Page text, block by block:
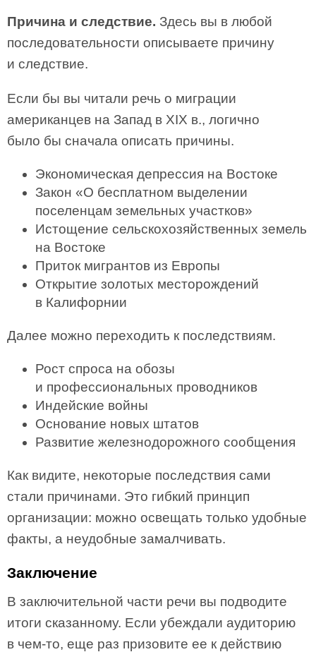
Причина и следствие. Здесь вы в любой
последовательности описываете причину
и следствие.
Если бы вы читали речь о миграции
американцев на Запад в XIX в., логично
было бы сначала описать причины.
Экономическая депрессия на Востоке
Закон «О бесплатном выделении
поселенцам земельных участков»
Истощение сельскохозяйственных земель
на Востоке
Приток мигрантов из Европы
Открытие золотых месторождений
в Калифорнии
Далее можно переходить к последствиям.
Рост спроса на обозы
и профессиональных проводников
Индейские войны
Основание новых штатов
Развитие железнодорожного сообщения
Как видите, некоторые последствия сами
стали причинами. Это гибкий принцип
организации: можно освещать только удобные
факты, а неудобные замалчивать.
Заключение
В заключительной части речи вы подводите
итоги сказанному. Если убеждали аудиторию
в чем­-то, еще раз призовите ее к действию